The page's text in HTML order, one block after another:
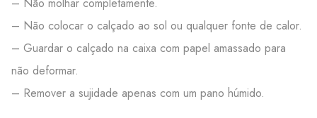
– Não colocar o calçado ao sol ou qualquer fonte de calor.
– Guardar o calçado na caixa com papel amassado para
não deformar.
– Remover a sujidade apenas com um pano húmido.